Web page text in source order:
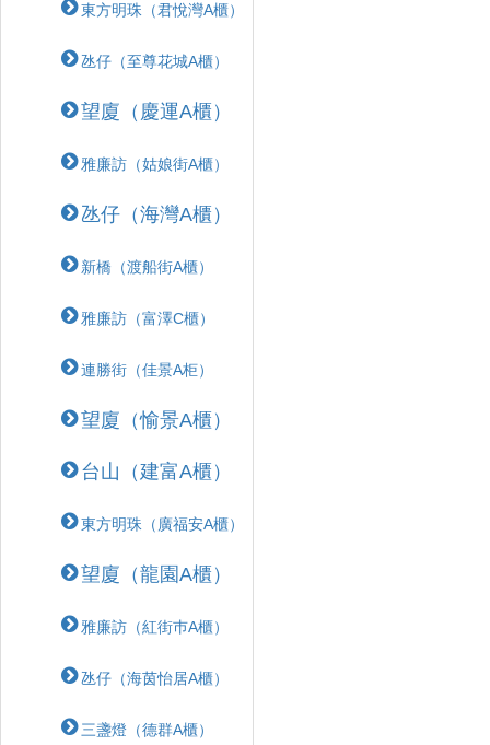
東方明珠（君悅灣A櫃）
氹仔（至尊花城A櫃）
望廈（慶運A櫃）
雅廉訪（姑娘街A櫃）
氹仔（海灣A櫃）
新橋（渡船街A櫃）
雅廉訪（富澤C櫃）
連勝街（佳景A柜）
望廈（愉景A櫃）
台山（建富A櫃）
東方明珠（廣福安A櫃）
望廈（龍園A櫃）
雅廉訪（紅街巿A櫃）
氹仔（海茵怡居A櫃）
三盞燈（德群A櫃）